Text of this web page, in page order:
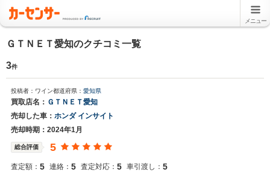
メニュー
ＧＴＮＥＴ愛知のクチコミ一覧
3件
投稿者：ワイン都道府県： 愛知県
買取店名： ＧＴＮＥＴ愛知
売却した車： ホンダ インサイト
売却時期：2024年1月
総合評価 5
査定額： 5 連絡： 5 査定対応： 5 車引渡し： 5